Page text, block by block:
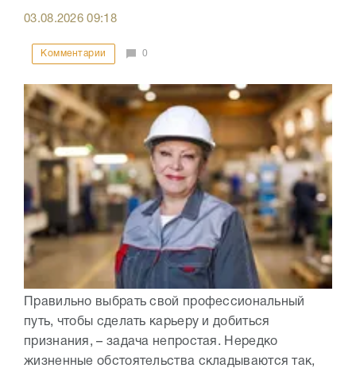
03.08.202609:18
Комментарии 0
Правильно выбрать свой профессиональный
путь, чтобы сделать карьеру и добиться
признания, – задача непростая. Нередко
жизненные обстоятельства складываются так,